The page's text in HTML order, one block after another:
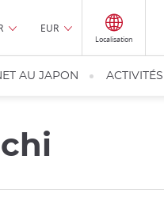
EUR
Localisation
AU JAPON ACTIVITÉS